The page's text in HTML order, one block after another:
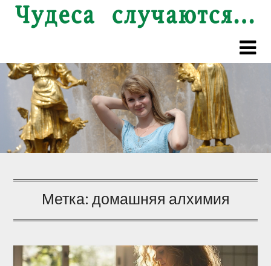
Перейти
Метка: домашняя алхимия